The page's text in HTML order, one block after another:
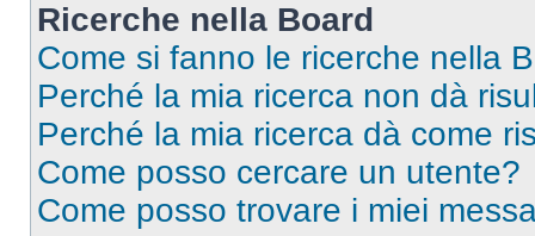
Ricerche nella Board
Come si fanno le ricerche nella
Perché la mia ricerca non dà
Perché la mia ricerca dà come
Come posso cercare un utente?
Come posso trovare i miei